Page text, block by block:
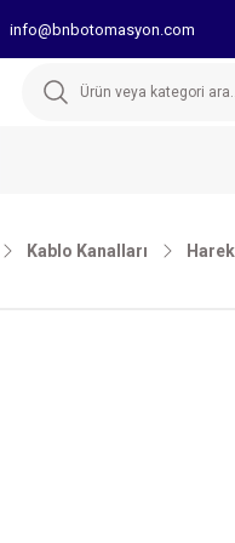
info@bnbotomasyon.com
Kablo Kanalları